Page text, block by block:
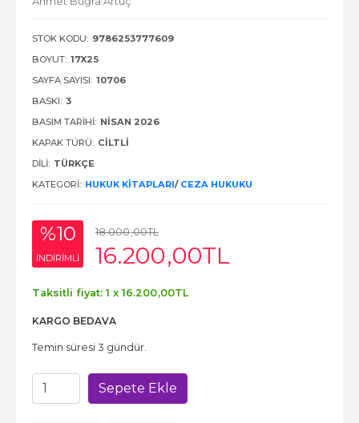
STOK KODU: 9786253777609
BOYUT: 17X25
SAYFA SAYISI: 10706
BASKI: 3
BASIM TARIHI: NISAN 2026
KAPAK TÜRÜ: CİLTLİ
DILI: TÜRKÇE
KATEGORI: HUKUK KITAPLARI/ CEZA HUKUKU
%10
INDIRIMLI
18.000,00TL
16.200,00TL
Taksitli fiyat: 1 x 16.200,00TL
KARGO BEDAVA
Temin süresi 3 gündür.
Sepete Ekle